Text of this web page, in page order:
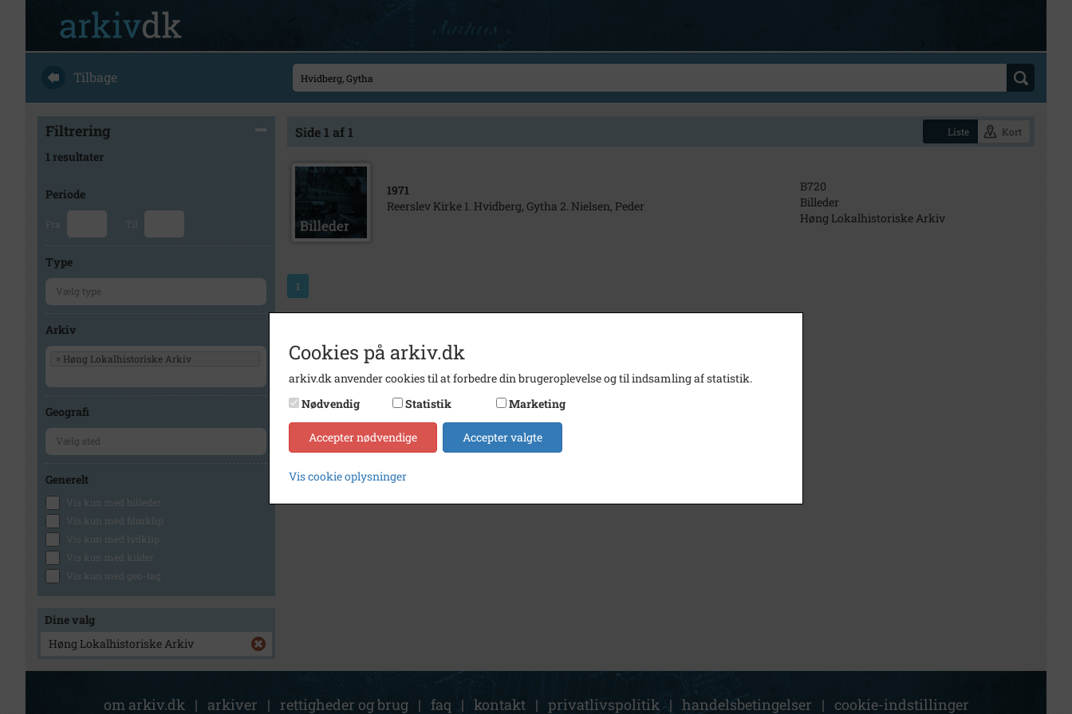
Tilbage
Filtrering
1 resultater
Periode
Fra Til
Type
Arkiv
× Høng Lokalhistoriske Arkiv
Geografi
Generelt
Vis kun med billeder
Vis kun med filmklip
Vis kun med lydklip
Vis kun med kilder
Vis kun med geo-tag
Dine valg
Høng Lokalhistoriske Arkiv
Side 1 af 1 Liste Kort
1971
Reerslev Kirke 1. Hvidberg, Gytha 2. Nielsen, Peder
B720
Billeder
Høng Lokalhistoriske Arkiv
1
om arkiv.dk | arkiver | rettigheder og brug | faq | kontakt | privatlivspolitik | handelsbetingelser | cookie-indstillinger
Cookies på arkiv.dk
arkiv.dk anvender cookies til at forbedre din brugeroplevelse og til indsamling af statistik.
Nødvendig
Statistik Marketing
Accepter nødvendige Accepter valgte
Vis cookie oplysninger